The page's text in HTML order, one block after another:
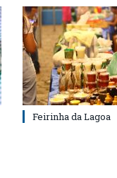
Feirinha da Lagoa